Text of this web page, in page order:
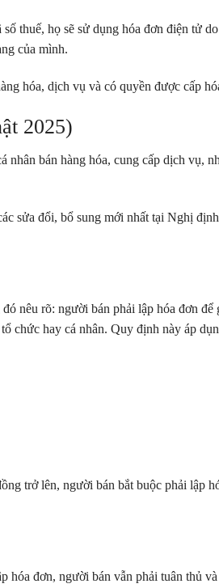
thuế, họ sẽ sử dụng hóa đơn điện tử
của mình.
hóa, dịch vụ và có quyền được cấp
2025)
nhân bán hàng hóa, cung cấp dịch vụ,
sửa đổi, bổ sung mới nhất tại Nghị định
nêu rõ: người bán phải lập hóa đơn để
chức hay cá nhân. Quy định này áp
trở lên, người bán bắt buộc phải lập
hóa đơn, người bán vẫn phải tuân thủ